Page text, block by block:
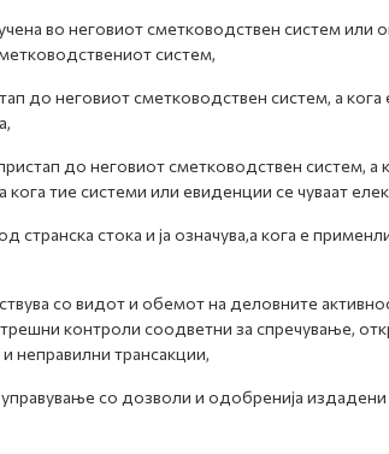
во неговиот сметководствен систем или
систем,
до неговиот сметководствен систем, а кога
до неговиот сметководствен систем, а
тие системи или евиденции се чуваат
стока и ја означува,а кога е
со видот и обемот на деловните
контроли соодветни за спречување,
неправилни трансакции,
со дозволи и одобренија издадени